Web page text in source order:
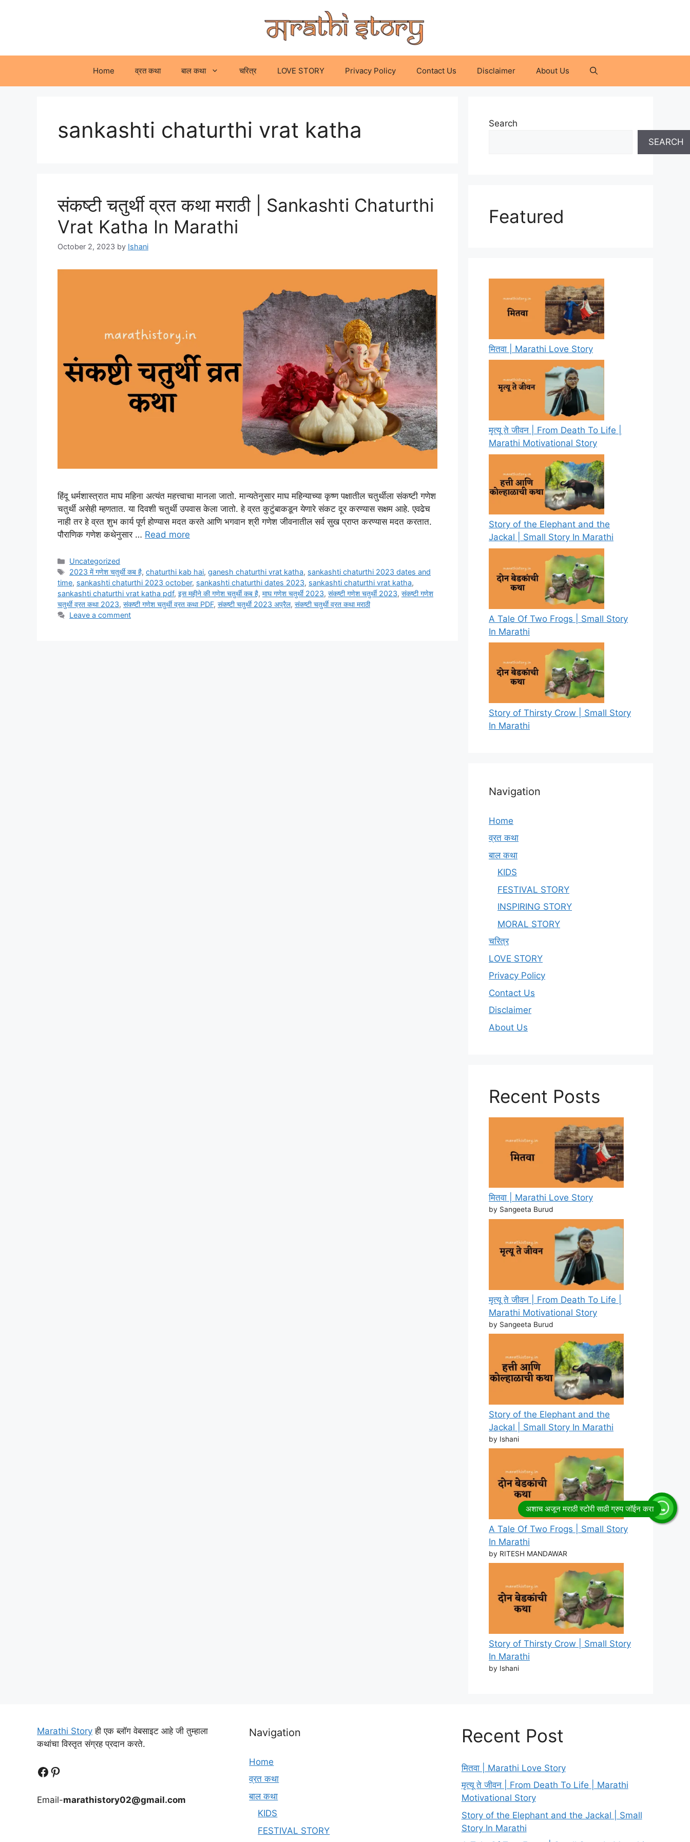
Home व्रत कथा बाल कथा चरित्र LOVE STORY Privacy Policy Contact Us Disclaimer About Us
sankashti chaturthi vrat katha
संकष्टी चतुर्थी व्रत कथा मराठी | Sankashti Chaturthi
Vrat Katha In Marathi
October 2, 2023 by Ishani
हिंदू धर्मशास्त्रात माघ महिना अत्यंत महत्त्वाचा मानला जातो. मान्यतेनुसार माघ महिन्याच्या कृष्ण पक्षातील चतुर्थीला संकष्टी गणेश
चतुर्थी असेही म्हणतात. या दिवशी चतुर्थी उपवास केला जातो. हे व्रत कुटुंबाकडून येणारे संकट दूर करण्यास सक्षम आहे. एवढेच
नाही तर हे व्रत शुभ कार्य पूर्ण होण्यास मदत करते आणि भगवान श्री गणेश जीवनातील सर्व सुख प्राप्त करण्यास मदत करतात.
पौराणिक गणेश कथेनुसार … Read more
Categories
Uncategorized
Tags
2023 में गणेश चतुर्थी कब है,chaturthi kab hai,ganesh chaturthi vrat katha, sankashti chaturthi 2023 dates and
time, sankashti chaturthi 2023 october, sankashti chaturthi dates 2023, sankashti chaturthi vrat katha,
sankashti chaturthi vrat katha pdf, इस महीने की गणेश चतुर्थी कब है, माघ गणेश चतुर्थी 2023, संकष्टी गणेश चतुर्थी 2023, संकष्टी गणेश
चतुर्थी व्रत कथा 2023, संकष्टी गणेश चतुर्थी व्रत कथा PDF, संकष्टी चतुर्थी 2023 अप्रैल, संकष्टी चतुर्थी व्रत कथा मराठी
Leave a comment
Search
SEARCH
Featured
मितवा | Marathi Love Story
मृत्यू ते जीवन | From Death To Life |
Marathi Motivational Story
Story of the Elephant and the
Jackal | Small Story In Marathi
A Tale Of Two Frogs | Small Story
In Marathi
Story of Thirsty Crow | Small Story
In Marathi
Navigation
Home
व्रत कथा
बाल कथा
KIDS
FESTIVAL STORY
INSPIRING STORY
MORAL STORY
चरित्र
LOVE STORY
Privacy Policy
Contact Us
Disclaimer
About Us
Recent Posts
मितवा | Marathi Love Story
by Sangeeta Burud
मृत्यू ते जीवन | From Death To Life |
Marathi Motivational Story
by Sangeeta Burud
Story of the Elephant and the
Jackal | Small Story In Marathi
by Ishani
A Tale Of Two Frogs | Small Story
In Marathi
by RITESH MANDAWAR
Story of Thirsty Crow | Small Story
In Marathi
by Ishani
Marathi Story ही एक ब्लॉग वेबसाइट आहे जी तुम्हाला
कथांचा विस्तृत संग्रह प्रदान करते.
Follow UsFollow us
Email-marathistory02@gmail.com
Navigation
Home
व्रत कथा
बाल कथा
KIDS
FESTIVAL STORY
Recent Post
मितवा | Marathi Love Story
मृत्यू ते जीवन | From Death To Life | Marathi
Motivational Story
Story of the Elephant and the Jackal | Small
Story In Marathi